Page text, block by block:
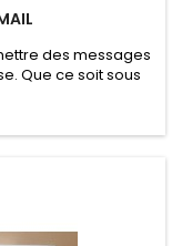
des messages
Que ce soit sous
d'information,
et de confort
produits émaillés